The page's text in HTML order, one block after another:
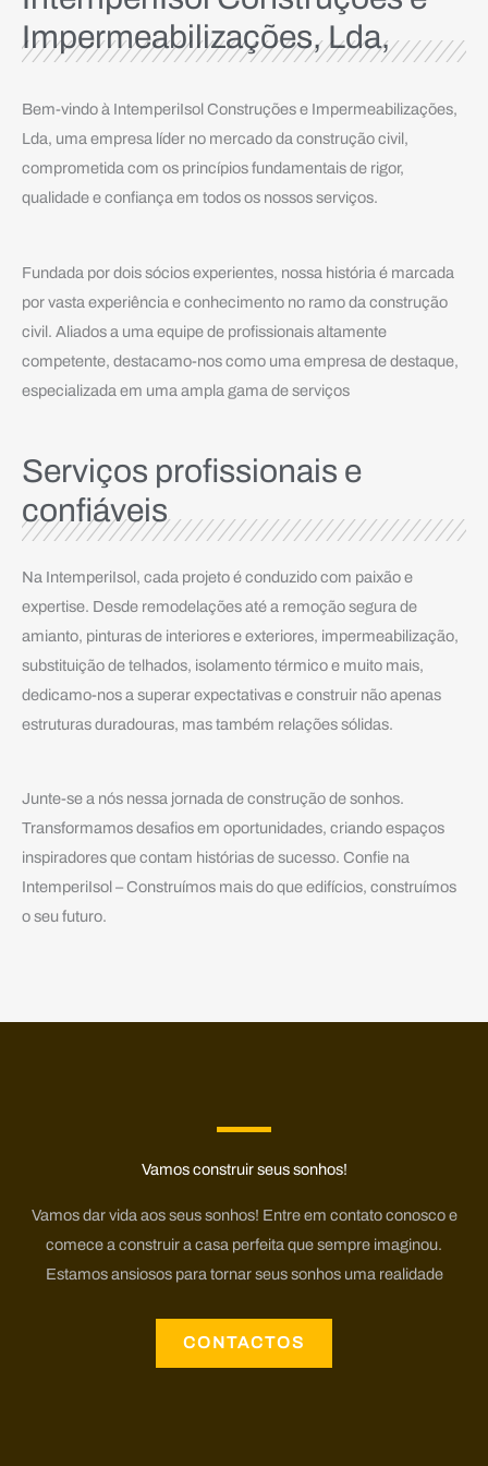
Impermeabilizações, Lda,
Bem-vindo à IntemperiIsol Construções e Impermeabilizações,
Lda, uma empresa líder no mercado da construção civil,
comprometida com os princípios fundamentais de rigor,
qualidade e confiança em todos os nossos serviços.
Fundada por dois sócios experientes, nossa história é marcada
por vasta experiência e conhecimento no ramo da construção
civil. Aliados a uma equipe de profissionais altamente
competente, destacamo-nos como uma empresa de destaque,
especializada em uma ampla gama de serviços
Serviços profissionais e
confiáveis​
Na IntemperiIsol, cada projeto é conduzido com paixão e
expertise. Desde remodelações até a remoção segura de
amianto, pinturas de interiores e exteriores, impermeabilização,
substituição de telhados, isolamento térmico e muito mais,
dedicamo-nos a superar expectativas e construir não apenas
estruturas duradouras, mas também relações sólidas.
Junte-se a nós nessa jornada de construção de sonhos.
Transformamos desafios em oportunidades, criando espaços
inspiradores que contam histórias de sucesso. Confie na
IntemperiIsol – Construímos mais do que edifícios, construímos
o seu futuro.
Vamos construir seus sonhos!​
Vamos dar vida aos seus sonhos! Entre em contato conosco e
comece a construir a casa perfeita que sempre imaginou.
Estamos ansiosos para tornar seus sonhos uma realidade
CONTACTOS